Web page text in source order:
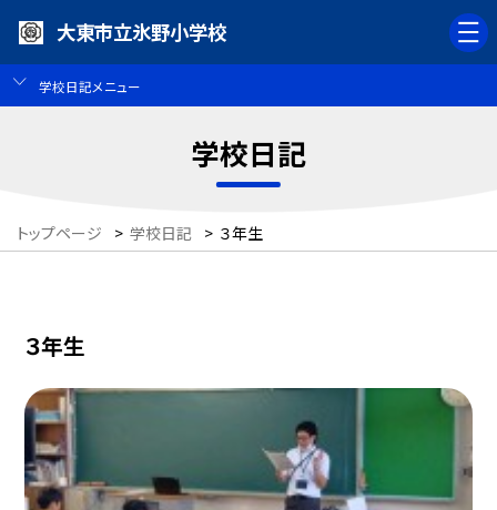
大東市立氷野小学校
学校日記メニュー
学校日記
トップページ > 学校日記 > ３年生
３年生